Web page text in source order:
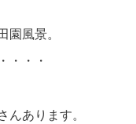
園風景。
・・・
んあります。